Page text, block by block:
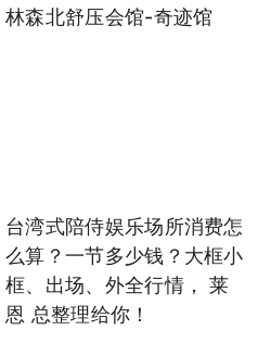
林森北舒压会馆-奇迹馆
台湾式陪侍娱乐场所消费怎
么算？一节多少钱？大框小
框、出场、外全行情， 莱
恩 总整理给你！